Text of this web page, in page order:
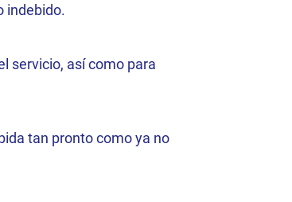
indebido.
servicio, así como para
tan pronto como ya no